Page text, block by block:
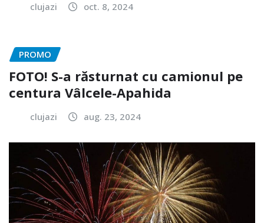
clujazi oct. 8, 2024
PROMO
FOTO! S-a răsturnat cu camionul pe
centura Vâlcele-Apahida
clujazi aug. 23, 2024